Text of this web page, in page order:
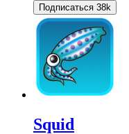
Подписаться 38k
Squid